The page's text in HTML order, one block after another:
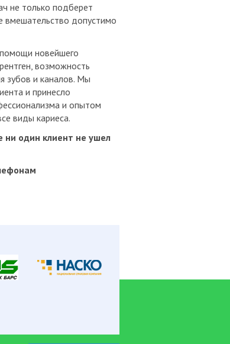
не только подберет
вмешательство допустимо
новейшего
возможность
зубов и каналов. Мы
и принесло
и опытом
виды кариеса.
ни один клиент не ушел